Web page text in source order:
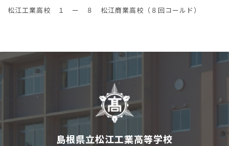
松江工業高校 １ ー ８ 松江商業高校（８回コールド）
島根県立松江工業高等学校